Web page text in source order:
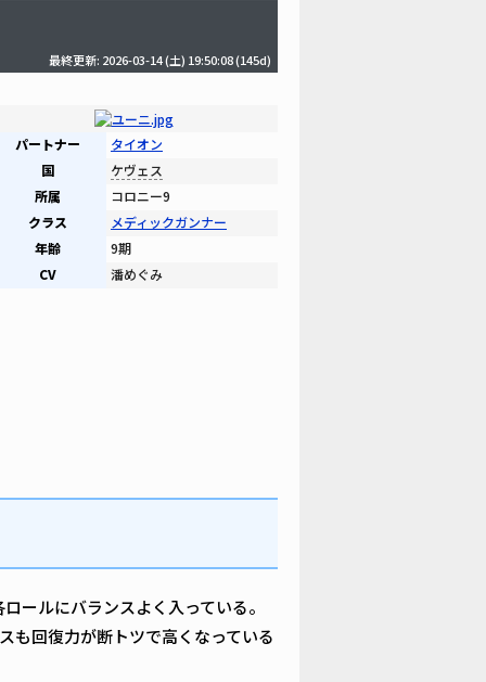
最終更新: 2026-03-14 (土) 19:50:08(145d)
パートナー
タイオン
国
ケヴェス
所属
コロニー9
クラス
メディックガンナー
年齢
9期
CV
潘めぐみ
ールにバランスよく入っている。
も回復力が断トツで高くなっている